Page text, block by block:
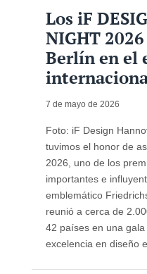
Los iF
NIGHT
Berlín en el
7 de mayo de 2026
Foto: iF Design
tuvimos el honor de
2026, uno de los
importantes e
emblemático
reunió a cerca de
42 países en una
excelencia en diseño